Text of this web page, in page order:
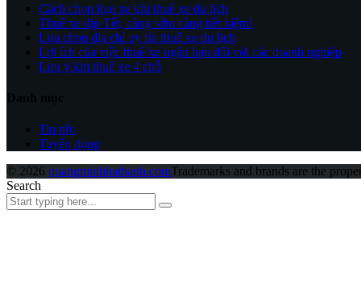
Cách chọn loại xe khi thuê xe du lịch
Thuê xe dịp Tết, càng sớm càng tiết kiệm!
Lựa chọn địa chỉ uy tín thuê xe du lịch
Lợi ích của việc thuê xe ngắn hạn đối với các doanh nghiệp
Lưu ý khi thuê xe 4 chỗ
Tin tức
Tuyển dụng
© 2026 quangminhhathanh.comTrademarks and brands are the
Search